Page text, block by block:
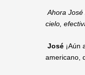
Ahora
cielo,
José ¡Aún
americano,